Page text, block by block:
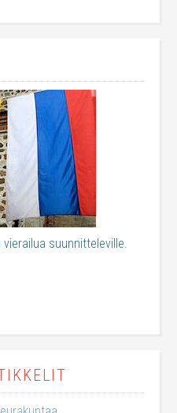
suunnitteleville.